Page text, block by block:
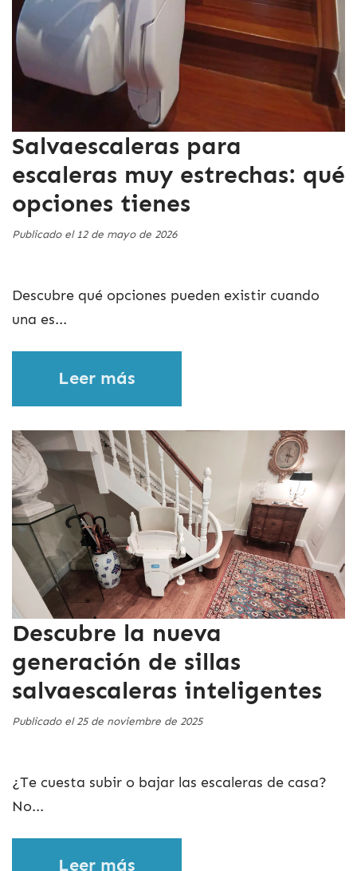
Salvaescaleras para
escaleras muy estrechas: qué
opciones tienes
Publicado el 12 de mayo de 2026
Descubre qué opciones pueden existir cuando
una es...
Leer más
Descubre la nueva
generación de sillas
salvaescaleras inteligentes
Publicado el 25 de noviembre de 2025
¿Te cuesta subir o bajar las escaleras de casa?
No...
Leer más